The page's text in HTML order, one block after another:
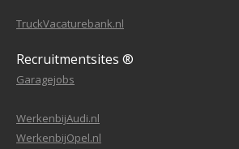
TruckVacaturebank.nl
Recruitmentsites ®
Garagejobs
WerkenbijAudi.nl
WerkenbijOpel.nl